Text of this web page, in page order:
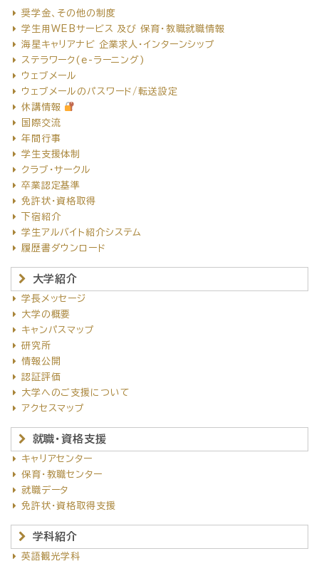
奨学金、その他の制度
学生用WEBサービス 及び 保育・教職就職情報
海星キャリアナビ 企業求人・インターンシップ
ステラワーク(e-ラーニング)
ウェブメール
ウェブメールのパスワード/転送設定
休講情報
国際交流
年間行事
学生支援体制
クラブ・サークル
卒業認定基準
免許状・資格取得
下宿紹介
学生アルバイト紹介システム
履歴書ダウンロード
大学紹介
学長メッセージ
大学の概要
キャンパスマップ
研究所
情報公開
認証評価
大学へのご支援について
アクセスマップ
就職・資格支援
キャリアセンター
保育・教職センター
就職データ
免許状・資格取得支援
学科紹介
英語観光学科